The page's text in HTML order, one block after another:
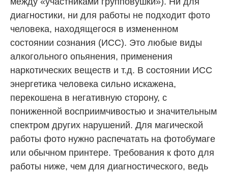
диагностики, ни для работы не подходит фото
человека, находящегося в измененном
состоянии сознания (ИСС). Это любые виды
алкогольного опьянения, применения
наркотических веществ и т.д. В состоянии ИСС
энергетика человека сильно искажена,
перекошена в негативную сторону, с
пониженной восприимчивостью и значительным
спектром других нарушений. Для магической
работы фото нужно распечатать на фотобумаге
или обычном принтере. Требования к фото для
работы ниже, чем для диагностического, ведь